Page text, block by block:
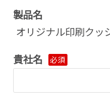
製品名
オリジナル印刷クッ
貴社名
必須